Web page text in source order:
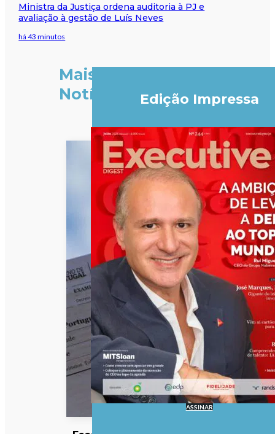
Ministra da Justiça ordena auditoria à PJ e
avaliação à gestão de Luís Neves
há 43 minutos
Mais
Notícias
Edição Impressa
ASSINAR